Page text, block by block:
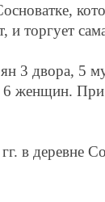
и торгует
3 двора, 5
женщин. При
в деревне